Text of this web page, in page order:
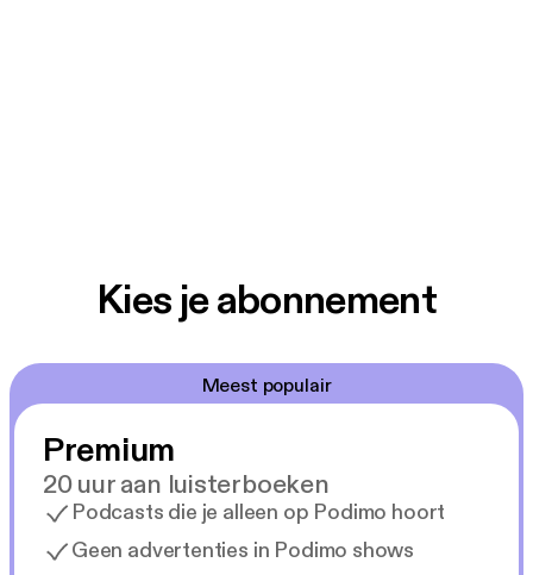
Kies je abonnement
Meest populair
Premium
20 uur aan luisterboeken
Podcasts die je alleen op Podimo hoort
Geen advertenties in Podimo shows